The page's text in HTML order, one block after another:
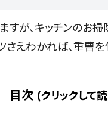
が、キッチンのお
さえわかれば、重
目次